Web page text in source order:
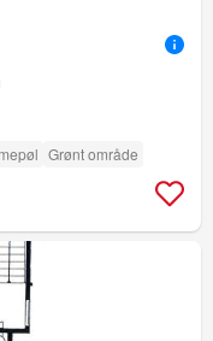
Grønt område